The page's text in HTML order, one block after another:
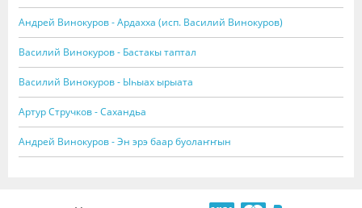
Андрей Винокуров - Ардахха (исп. Василий Винокуров)
Василий Винокуров - Бастакы таптал
Василий Винокуров - Ыһыах ырыата
Артур Стручков - Сахандьа
Андрей Винокуров - Эн эрэ баар буолаҥҥын